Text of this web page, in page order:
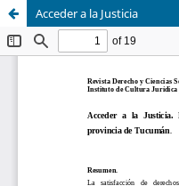
Acceder a la Justicia